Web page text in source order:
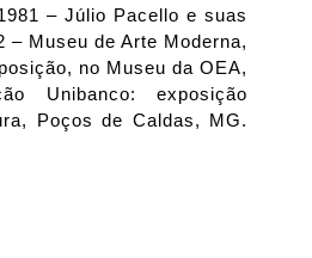
– Júlio Pacello e suas
– Museu de Arte Moderna,
no Museu da OEA,
Unibanco: exposição
Poços de Caldas, MG.